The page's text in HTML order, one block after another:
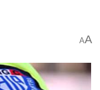
AA